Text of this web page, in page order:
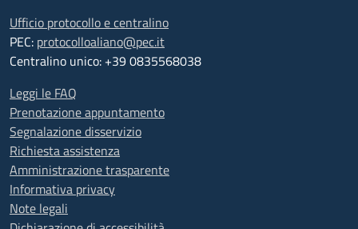
Ufficio protocollo e centralino
PEC: protocolloaliano@pec.it
Centralino unico: +39 0835568038
Leggi le FAQ
Prenotazione appuntamento
Segnalazione disservizio
Richiesta assistenza
Amministrazione trasparente
Informativa privacy
Note legali